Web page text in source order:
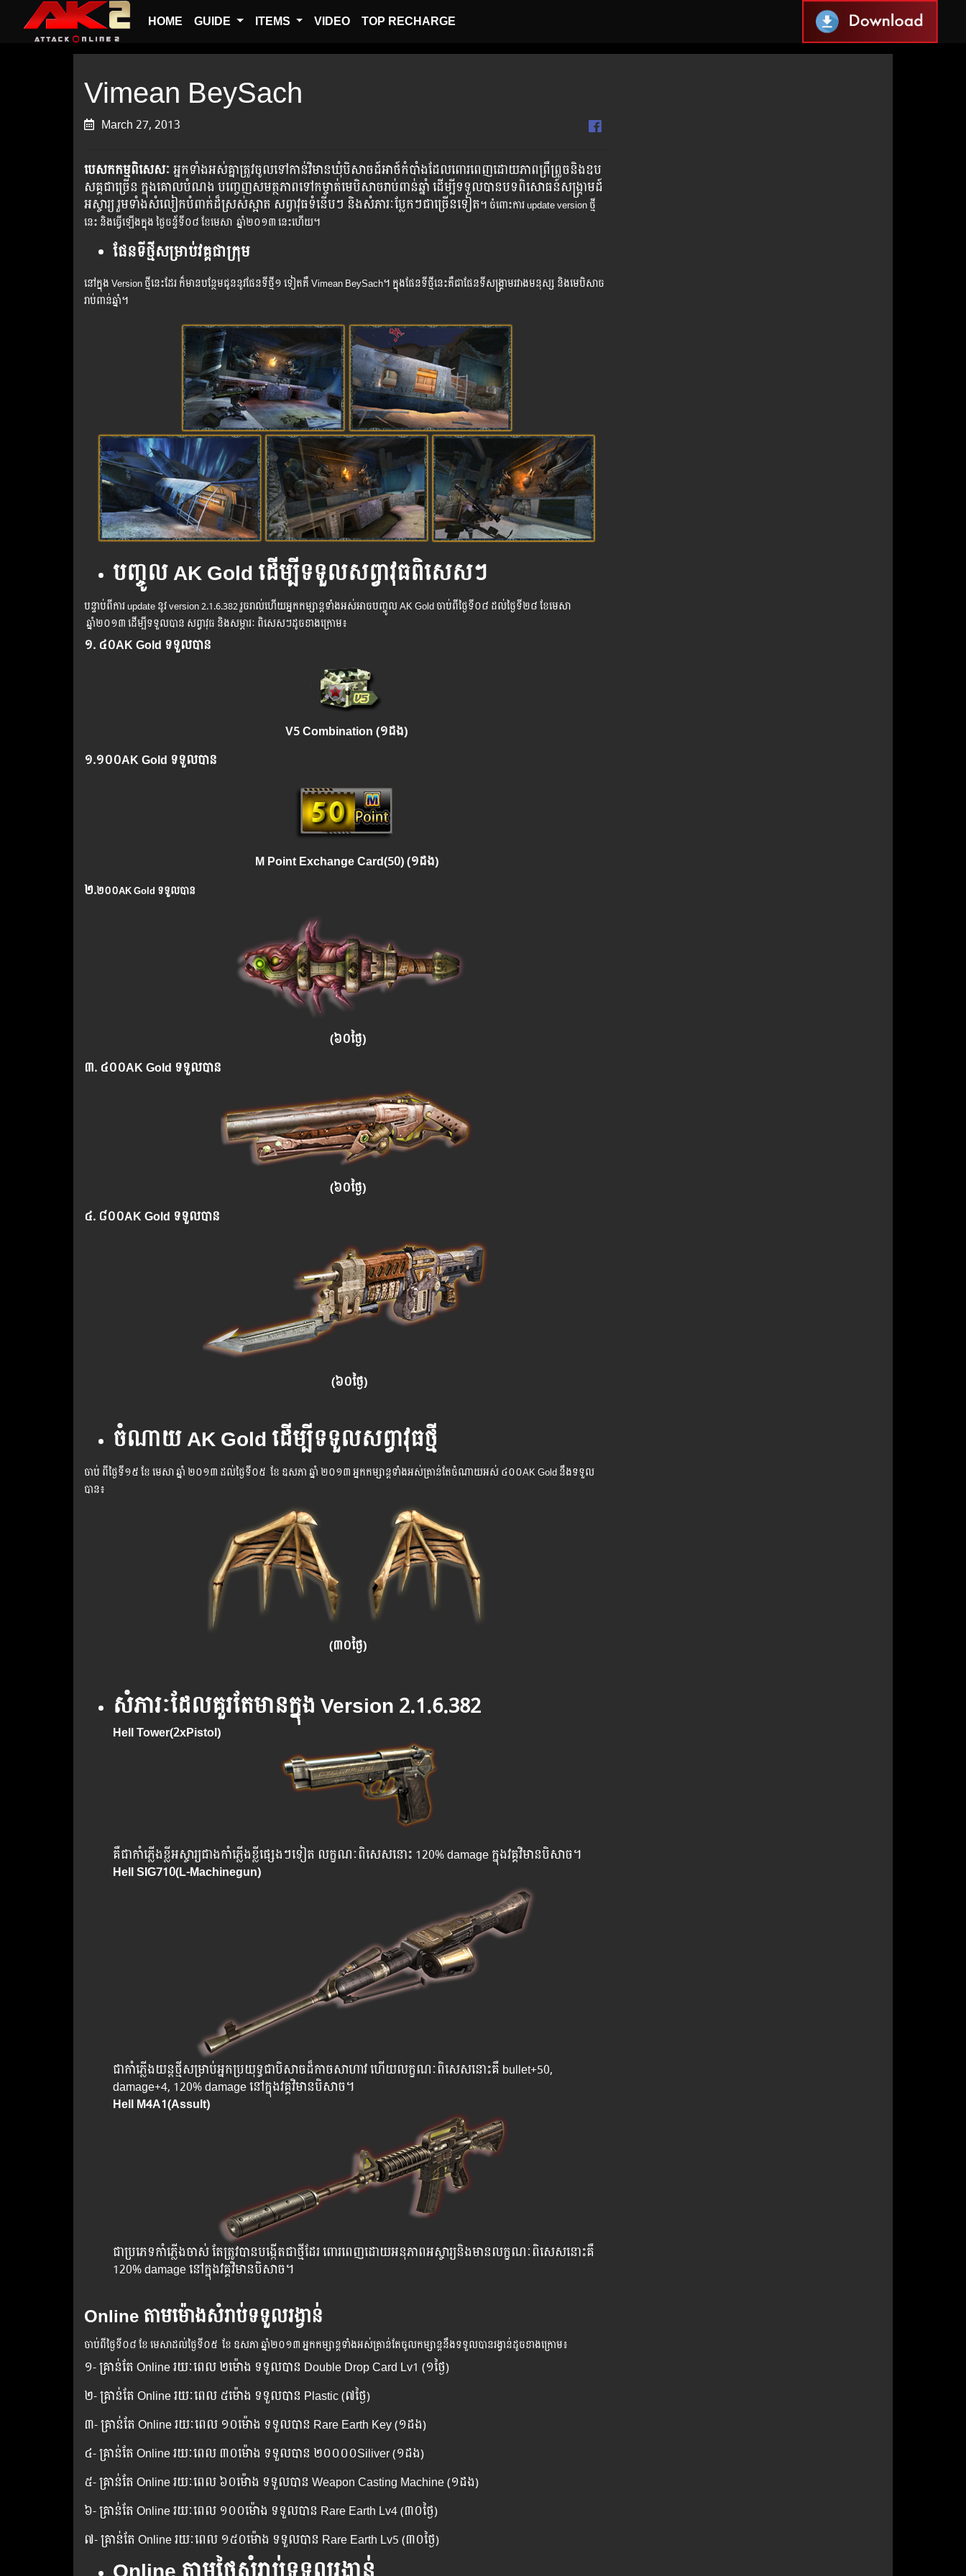
HOME GUIDE ITEMS VIDEO TOP RECHARGE
Vimean BeySach
March 27, 2013
បេសកកម្មពិសេសៈអ្នកទាំងអស់គ្នាត្រូវចូលទៅកាន់វិមានឃុំបិសាចដ៍អាថ៍កំបាំងដែលពោរពេញដោយភាពព្រឺព្រួចនិងឧប
សគ្គជាច្រើន ក្នុង​គោល​បំណង បញ្ចេញសមត្ថភាពទៅកម្ចាត់មេបិសាចរាប់ពាន់ឆ្នាំ​ ដើម្បីទទួលបានបទពិសោធន៍សង្រ្គាមដ៍
អស្ចារ្យ រួម​ទាំង​សំលៀកបំពាក់​ដ៏ស្រស់​ស្អាត សព្វាវុធទំនើបៗ និងសំភារៈប្លែកៗជាច្រើនទៀត។ ចំពោះ​ការ ​update version ​ថ្មី​
នេះ និង​ធ្វើ​ឡើងក្នុង ថ្ងៃចន្ទ័ទី០៨ ខែមេសា ឆ្នាំ២០១៣ នេះហើយ។
ផែនទីថ្មីសម្រាប់វគ្គជា​ក្រុម
នៅក្នុង Version ថ្មីនេះដែរ ក៏មានបន្ថែមជូននូវផែនទីថ្មី១ ទៀតគឺ Vimean BeySach។ ក្នុង​ផែន​ទី​ថ្មី​នេះ​​គឺ​ជា​ផែន​ទី​សង្រ្គាមរវាង​មនុស្ស​ និង​មេបិសាច
រាប់ពាន់ឆ្នាំ។
បញ្ចូ​ល​ AK Gold ដើម្បី​ទទួល​សព្វាវុធ​ពិសេសៗ
បន្ទាប់​ពី​ការ update នូវ version 2.1.6.382 រួច​រាល់​ហើយ​អ្នក​កម្សាន្ដ​ទាំង​អស់​អាច​បញ្ចូល AK Gold ចាប់ពីថ្ងៃទី​០៨ ដល់​ថ្ងៃ​ទី២៨ ខែមេសា
ឆ្នាំ២០១៣​ ដើម្បី​ទទួល​បាន សព្វាវុធ និង​សម្ភារៈ ពិសេសៗដូចខាងក្រោម៖
១. ៤០AK Gold ទទួលបាន
V5 Combination (១ដង)
១.១០០AK Gold ទទួលបាន
M Point Exchange Card(50)​(១ដង)
២.២០០AK Gold ទទួលបាន
(៦០ថ្ងៃ)
៣. ៤០០AK Gold ទទួលបាន
(៦០ថ្ងៃ)
៤. ៨០០AK Gold ទទួលបាន​
(៦០ថ្ងៃ)
ចំណាយ AK Gold ដើម្បីទទួលសព្វាវុធថ្មី
ចាប់ ពី​ថ្ងៃ​ទី​១៥ ខែ មេសា​ ឆ្នាំ ២០១៣ ដល់ថ្ងៃទី០៥ ខែ ឧសភា ឆ្នាំ ២០១៣ អ្នក​កម្សាន្ដ​ទាំងអស់​គ្រាន់​តែ​ចំណាយអស់ ៤០០AK Gold នឹងទទួល
បាន៖
(៣០ថ្ងៃ)
សំភារៈដែលគួរតែមានក្នុង Version 2.1.6.382
Hell Tower(2xPistol)
គឺជាកាំភ្លើងខ្លីអស្ចារ្យជាងកាំភ្លើងខ្លីផ្សេងៗទៀត លក្ខណៈពិសេសនោះ 120% damage ក្នុងវគ្គវិមានបិសាច។
Hell SIG710(L-Machinegun)
ជាកាំភ្លើងយន្តថ្មីសម្រាប់អ្នកប្រយុទ្ធជាបិសាចដ៏កាចសាហាវ ហើយលក្ខណៈពិសេសនោះគឺ​ bullet+50,
damage+4, 120% damage នៅក្នុងវគ្គវិមានបិសាច។
Hell M4A1(Assult)
ជាប្រភេទកាំភ្លើងចាស់ តែត្រូវបានបង្កើតជាថ្មីដែរ ពោរពេញដោយអនុភាពអស្ចារ្យ​និងមានលក្ខណៈ​ពិសេសនោះគឺ
120% damage នៅក្នុងវគ្គវិមានបិសាច។
Online តាមម៉ោងសំរាប់ទទួលរង្វាន់
ចាប់​ពី​ថ្ងៃ​ទី​០៨ ខែ មេសាដល់​ថ្ងៃ​ទី០៥ ខែ ឧសភា ឆ្នាំ​២០១៣ អ្នក​កម្សាន្ដ​ទាំងអស់​គ្រាន់​តែ​ចូល​កម្សាន្ដ​នឹង​ទទួល​បាន​រង្វាន់​ដូចខាង​ក្រោម​៖
១- គ្រាន់តែ Online ​រយៈពេល​​ ២ម៉ោង ទទួល​បាន Double Drop Card Lv1 (១ថ្ងៃ)
២- គ្រាន់តែ Online រយៈពេល ​៥ម៉ោង ​ទទួល​បាន Plastic (៧ថ្ងៃ)
៣- គ្រាន់តែ Online​ រយៈពេល​ ១០ម៉ោង ទទួល​បាន Rare Earth Key (១ដង)
៤- គ្រាន់តែ Online រយៈពេល​ ៣០ម៉ោង ទទួលបាន ២០០០០​Siliver (១ដង)
៥- គ្រាន់តែ Online រយៈពេល ៦០​ម៉ោង ទទួល​បាន Weapon Casting Machine (១ដង)
៦- គ្រាន់តែ Online រយៈពេល​ ១០០ម៉ោង ទទួល​បាន Rare Earth Lv4 (៣០ថ្ងៃ)
៧- គ្រាន់តែ Online រយៈពេល​ ១៥០ម៉ោង ទទួល​បាន Rare Earth Lv5 (៣០ថ្ងៃ)